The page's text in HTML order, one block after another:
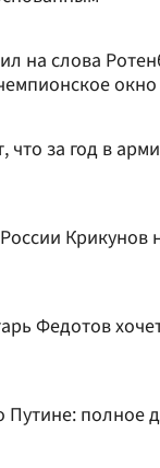
на слова
окно
за год в
Крикунов
Федотов
полное